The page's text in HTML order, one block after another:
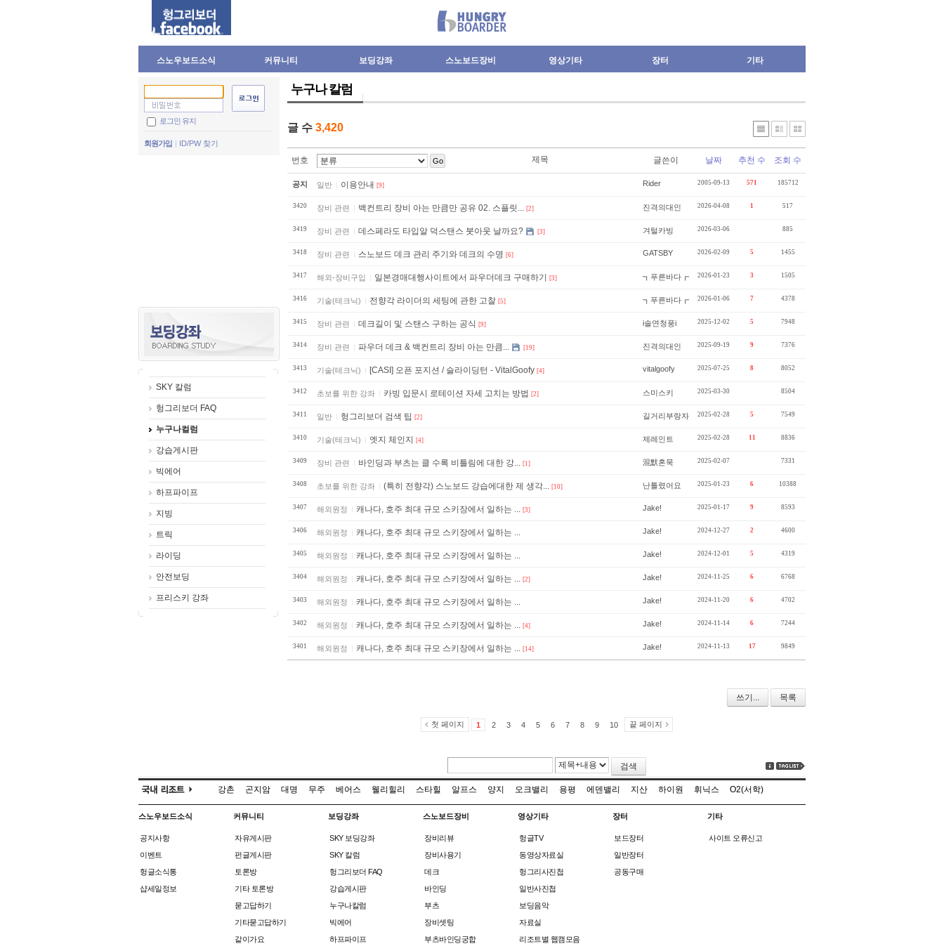
스노우보드소식 커뮤니티 보딩강좌 스노보드장비 영상기타 장터 기타
로그인 유지
회원가입 ID/PW 찾기
SKY 칼럼
헝그리보더 FAQ
누구나컬럼
강습게시판
빅에어
하프파이프
지빙
트릭
라이딩
안전보딩
프리스키 강좌
누구나 칼럼
글 수 3,420
번호 Go 제목 글쓴이 날짜 추천 수 조회 수
공지 일반 이용안내 [9] Rider 2005-09-13 571 185712
3420 장비 관련 백컨트리 장비 아는 만큼만 공유 02. 스플릿... [2] 진격의대인 2026-04-08 1 517
3419 장비 관련 데스페라도 타입알 덕스탠스 붓아웃 날까요? [3] 겨털카빙 2026-03-06 885
3418 장비 관련 스노보드 데크 관리 주기와 데크의 수명 [6] GATSBY 2026-02-09 5 1455
3417 해외-장비구입 일본경매대행사이트에서 파우더데크 구매하기 [3] ┓푸른바다┏ 2026-01-23 3 1505
3416 기술(테크닉) 전향각 라이더의 세팅에 관한 고찰 [5] ┓푸른바다┏ 2026-01-06 7 4378
3415 장비 관련 데크길이 및 스탠스 구하는 공식 [9] i솔연청풍i 2025-12-02 5 7948
3414 장비 관련 파우더 데크 & 백컨트리 장비 아는 만큼... [19] 진격의대인 2025-09-19 9 7376
3413 기술(테크닉) [CASI] 오픈 포지션 / 슬라이딩턴 - VitalGoofy [4] vitalgoofy 2025-07-25 8 8052
3412 초보를 위한 강좌 카빙 입문시 로테이션 자세 고치는 방법 [2] 스미스키 2025-03-30 8504
3411 일반 헝그리보더 검색 팁 [2] 길거리부랑자 2025-02-28 5 7549
3410 기술(테크닉) 엣지 체인지 [4] 제레인트 2025-02-28 11 8836
3409 장비 관련 바인딩과 부츠는 클 수록 비틀림에 대한 강... [1] 混默혼묵 2025-02-07 7331
3408 초보를 위한 강좌 (특히 전향각) 스노보드 강습에대한 제 생각... [10] 난틀렸어요 2025-01-23 6 10388
3407 해외원정 캐나다, 호주 최대 규모 스키장에서 일하는 ... [3] Jake! 2025-01-17 9 8593
3406 해외원정 캐나다, 호주 최대 규모 스키장에서 일하는 ... Jake! 2024-12-27 2 4600
3405 해외원정 캐나다, 호주 최대 규모 스키장에서 일하는 ... Jake! 2024-12-01 5 4319
3404 해외원정 캐나다, 호주 최대 규모 스키장에서 일하는 ... [2] Jake! 2024-11-25 6 6768
3403 해외원정 캐나다, 호주 최대 규모 스키장에서 일하는 ... Jake! 2024-11-20 6 4702
3402 해외원정 캐나다, 호주 최대 규모 스키장에서 일하는 ... [4] Jake! 2024-11-14 6 7244
3401 해외원정 캐나다, 호주 최대 규모 스키장에서 일하는 ... [14] Jake! 2024-11-13 17 9849
쓰기... 목록
첫 페이지 1 2 3 4 5 6 7 8 9 10 끝 페이지
검색
강촌 곤지암 대명 무주 베어스 웰리힐리 스타힐 알프스 양지 오크밸리 용평 에덴밸리 지산 하이원 휘닉스 O2(서학)
스노우보드소식
공지사항
이벤트
헝글소식통
샵세일정보
커뮤니티
자유게시판
펀글게시판
토론방
기타 토론방
묻고답하기
기타묻고답하기
같이가요
보딩강좌
SKY 보딩강좌
SKY 칼럼
헝그리보더 FAQ
강습게시판
누구나칼럼
빅에어
하프파이프
스노보드장비
장비리뷰
장비사용기
데크
바인딩
부츠
장비셋팅
부츠바인딩궁합
영상기타
헝글TV
동영상자료실
헝그리사진첩
일반사진첩
보딩음악
자료실
리조트별 웹캠모음
장터
보드장터
일반장터
공동구매
기타
사이트 오류신고